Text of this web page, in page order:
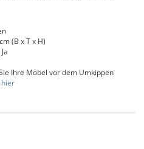
(B x T x H)
Ihre Möbel vor dem Umkippen
hier